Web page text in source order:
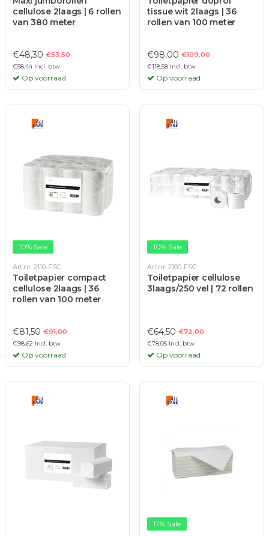
cellulose 2laags | 6 rollen
van 380 meter
€48,30 €53,50
€58,44 Incl. btw
Op voorraad
tissue wit 2laags | 36
rollen van 100 meter
€98,00 €109,00
€118,58 Incl. btw
Op voorraad
10% Sale
Art.nr. 2110-FSC
Toiletpapier compact
cellulose 2laags | 36
rollen van 100 meter
€81,50 €91,00
€98,62 Incl. btw
Op voorraad
10% Sale
Art.nr. 2100-FSC
Toiletpapier cellulose
3laags/250 vel | 72 rollen
€64,50 €72,00
€78,05 Incl. btw
Op voorraad
17% Sale